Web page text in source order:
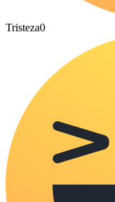
Tristeza0